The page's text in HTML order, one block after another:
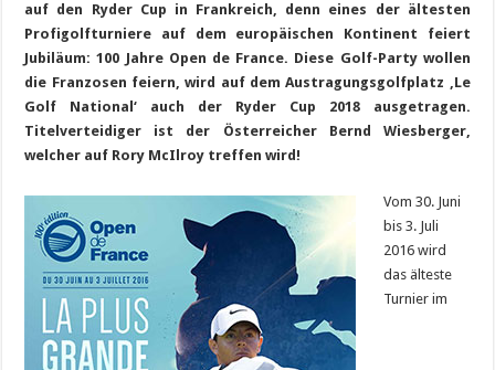
auf den Ryder Cup in Frankreich, denn eines der ältesten
Profigolfturniere auf dem europäischen Kontinent feiert
Jubiläum: 100 Jahre Open de France. Diese Golf-Party wollen
die Franzosen feiern, wird auf dem Austragungsgolfplatz ‚Le
Golf National‘ auch der Ryder Cup 2018 ausgetragen.
Titelverteidiger ist der Österreicher Bernd Wiesberger,
welcher auf Rory McIlroy treffen wird!
Vom 30. Juni
bis 3. Juli
2016 wird
das älteste
Turnier im